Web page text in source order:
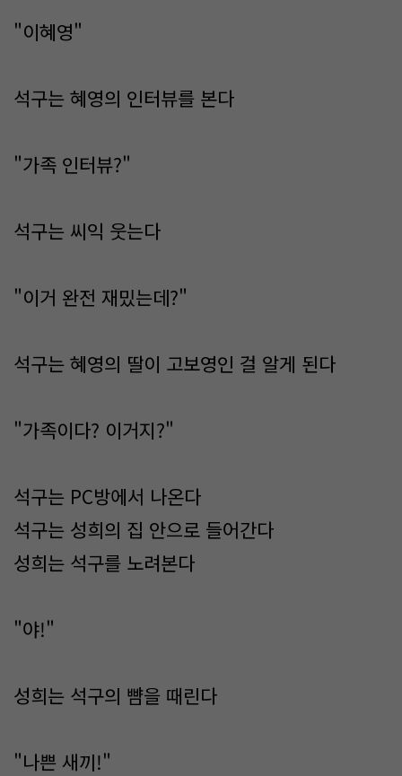
"이혜영"
석구는 혜영의 인터뷰를 본다
"가족 인터뷰?"
석구는 씨익 웃는다
"이거 완전 재밌는데?"
석구는 혜영의 딸이 고보영인 걸 알게 된다
"가족이다? 이거지?"
석구는 PC방에서 나온다
석구는 성희의 집 안으로 들어간다
성희는 석구를 노려본다
"야!"
성희는 석구의 뺨을 때린다
"나쁜 새끼!"